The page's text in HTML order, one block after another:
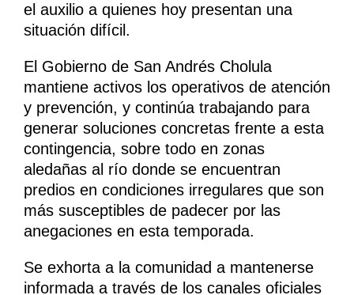
el auxilio a quienes hoy presentan una
situación difícil.
El Gobierno de San Andrés Cholula
mantiene activos los operativos de atención
y prevención, y continúa trabajando para
generar soluciones concretas frente a esta
contingencia, sobre todo en zonas
aledañas al río donde se encuentran
predios en condiciones irregulares que son
más susceptibles de padecer por las
anegaciones en esta temporada.
Se exhorta a la comunidad a mantenerse
informada a través de los canales oficiales